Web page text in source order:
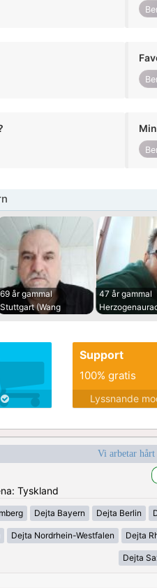
69 år gammal
Stuttgart (Wang
47 år gammal
Support
100% gratis
Lyssnande
Vi arbetar hårt
Tyskland
Dejta Bayern Dejta Berlin
Dejta Nordrhein-Westfalen Dejta
Dejta